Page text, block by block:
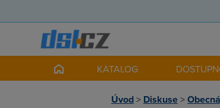
KATALOG
Úvod> Diskuse>